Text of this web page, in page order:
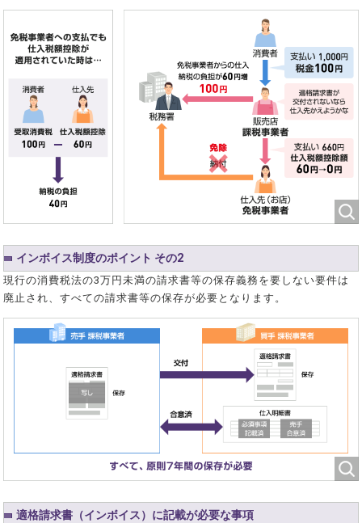
インボイス制度のポイント その2
現行の消費税法の3万円未満の請求書等の保存義務を要しない要件は
廃止され、すべての請求書等の保存が必要となります。
適格請求書（インボイス）に記載が必要な事項